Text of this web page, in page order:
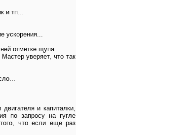
и тп...
ускорения...
отметке щупа...
уверяет, что так
и капиталки,
по запросу на гугле
что если еще раз